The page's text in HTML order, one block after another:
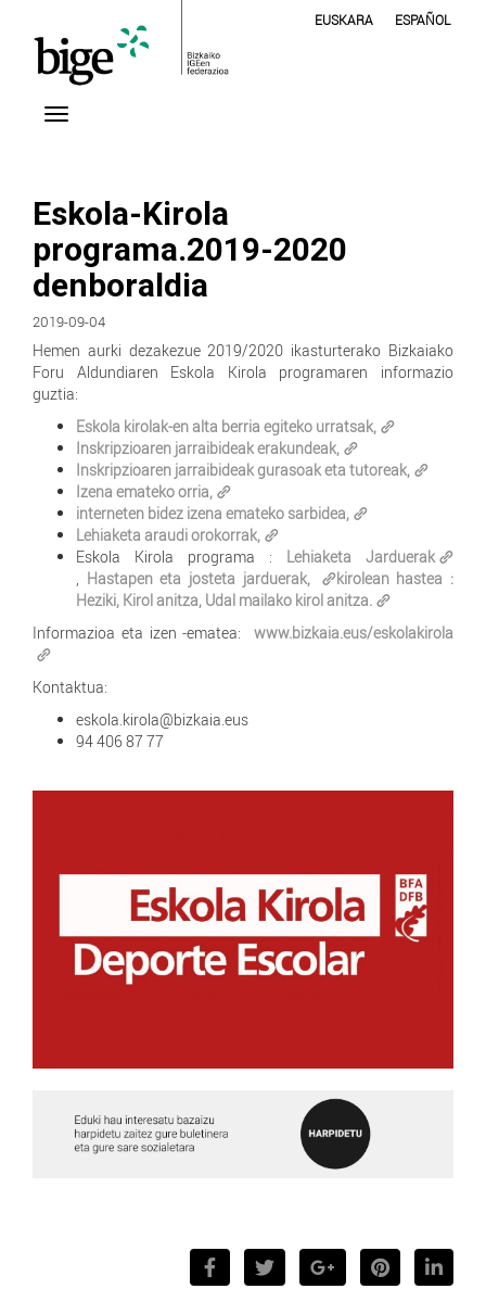
EUSKARA ESPAÑOL
Eskola-Kirola
programa.2019-2020
denboraldia
2019-09-04
Hemen aurki dezakezue 2019/2020 ikasturterako Bizkaiako
Foru Aldundiaren Eskola Kirola programaren informazio
guztia:
Eskola kirolak-en alta berria egiteko urratsak,
Inskripzioaren jarraibideak erakundeak,
Inskripzioaren jarraibideak gurasoak eta tutoreak,
Izena emateko orria,
interneten bidez izena emateko sarbidea,
Lehiaketa araudi orokorrak,
Eskola Kirola programa : Lehiaketa Jarduerak
, Hastapen eta josteta jarduerak,
kirolean hastea :
Heziki, Kirol anitza, Udal mailako kirol anitza.
Informazioa eta izen -ematea: www.bizkaia.eus/eskolakirola
Kontaktua:
eskola.kirola@bizkaia.eus
94 406 87 77